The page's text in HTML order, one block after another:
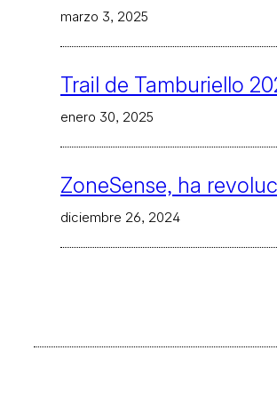
marzo 3, 2025
Trail de Tamburiello
enero 30, 2025
ZoneSense, ha
diciembre 26, 2024